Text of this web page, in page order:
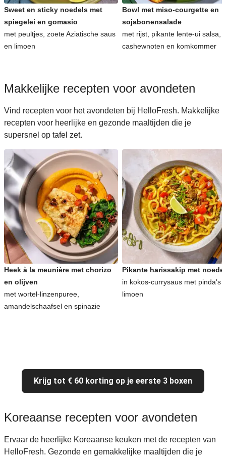
Sweet en sticky noedels met
spiegelei en gomasio
met peultjes, zoete Aziatische saus
en limoen
Bowl met miso-courgette en
sojabonensalade
met rijst, pikante lente-ui salsa,
cashewnoten en komkommer
Makkelijke recepten voor avondeten
Vind recepten voor het avondeten bij HelloFresh. Makkelijke
recepten voor heerlijke en gezonde maaltijden die je
supersnel op tafel zet.
Heek à la meunière met chorizo
en olijven
met wortel-linzenpuree,
amandelschaafsel en spinazie
Pikante harissakip met
in kokos-currysaus met pinda's
limoen
Krijg tot € 60 korting op je eerste 3 boxen
Koreaanse recepten voor avondeten
Ervaar de heerlijke Koreaanse keuken met de recepten van
HelloFresh. Gezonde en gemakkelijke maaltijden die je